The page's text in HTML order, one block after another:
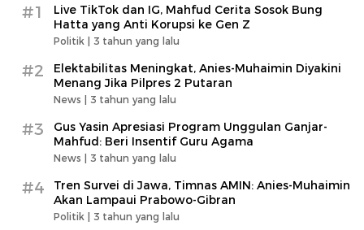
#1
Live TikTok dan IG, Mahfud Cerita Sosok Bung
Hatta yang Anti Korupsi ke Gen Z
Politik | 3 tahun yang lalu
#2
Elektabilitas Meningkat, Anies-Muhaimin Diyakini
Menang Jika Pilpres 2 Putaran
News | 3 tahun yang lalu
#3
Gus Yasin Apresiasi Program Unggulan Ganjar-
Mahfud: Beri Insentif Guru Agama
News | 3 tahun yang lalu
#4
Tren Survei di Jawa, Timnas AMIN: Anies-Muhaimin
Akan Lampaui Prabowo-Gibran
Politik | 3 tahun yang lalu